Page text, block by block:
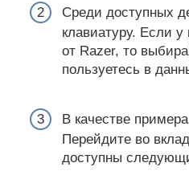
Среди доступных
клавиатуру. Если у
от Razer, то
пользуетесь в
В качестве
Перейдите во
доступны